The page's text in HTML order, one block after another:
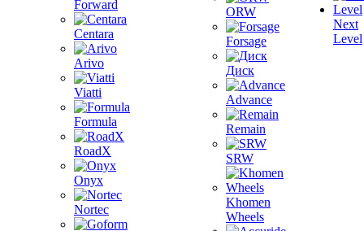
Forward
Centara
Arivo
Viatti
Formula
RoadX
Onyx
Nortec
ORW
Forsage
Диск
Advance
Remain
SRW
Khomen
Wheels
Next
Level